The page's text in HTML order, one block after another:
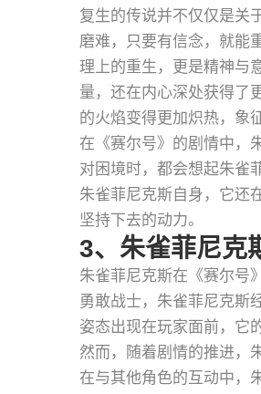
复生的传说并不仅仅是关
磨难，只要有信念，就能
理上的重生，更是精神与
量，还在内心深处获得了
的火焰变得更加炽热，象
在《赛尔号》的剧情中，
对困境时，都会想起朱雀
朱雀菲尼克斯自身，它还
坚持下去的动力。
3、朱雀菲尼克
朱雀菲尼克斯在《赛尔号
勇敢战士，朱雀菲尼克斯
姿态出现在玩家面前，它
然而，随着剧情的推进，
在与其他角色的互动中，